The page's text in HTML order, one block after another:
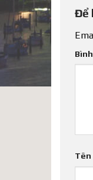
Để
Tên